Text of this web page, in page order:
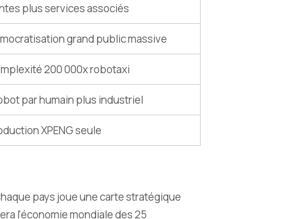
plus services associés
grand public massive
200 000x robotaxi
par humain plus industriel
XPENG seule
pays joue une carte stratégique
l’économie mondiale des 25